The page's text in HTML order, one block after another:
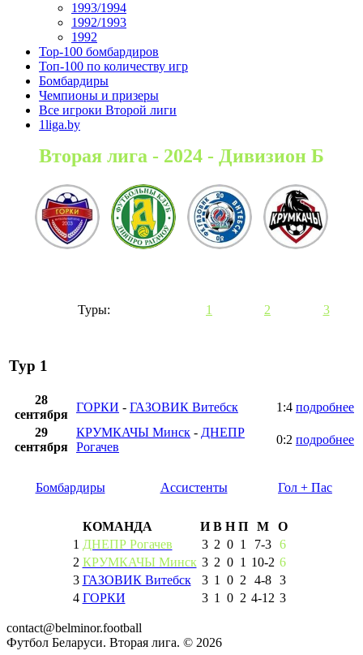
1993/1994
1992/1993
1992
Top-100 бомбардиров
Топ-100 по количеству игр
Бомбардиры
Чемпионы и призеры
Все игроки Второй лиги
1liga.by
Вторая лига - 2024 - Дивизион Б
Туры: 1 2 3
Тур 1
28
сентября
ГОРКИ - ГАЗОВИК Витебск 1:4 подробнее
29
сентября
КРУМКАЧЫ Минск - ДНЕПР
Рогачев
0:2 подробнее
Бомбардиры Ассистенты Гол + Пас
КОМАНДА И В Н П М
О
1 ДНЕПР Рогачев 3 2 0 1 7-3
6
2 КРУМКАЧЫ Минск 3 2 0 1 10-2 6
3 ГАЗОВИК Витебск 3 1 0 2 4-8
3
4 ГОРКИ 3 1 0 2 4-12 3
contact@belminor.football
Футбол Беларуси. Вторая лига. © 2026